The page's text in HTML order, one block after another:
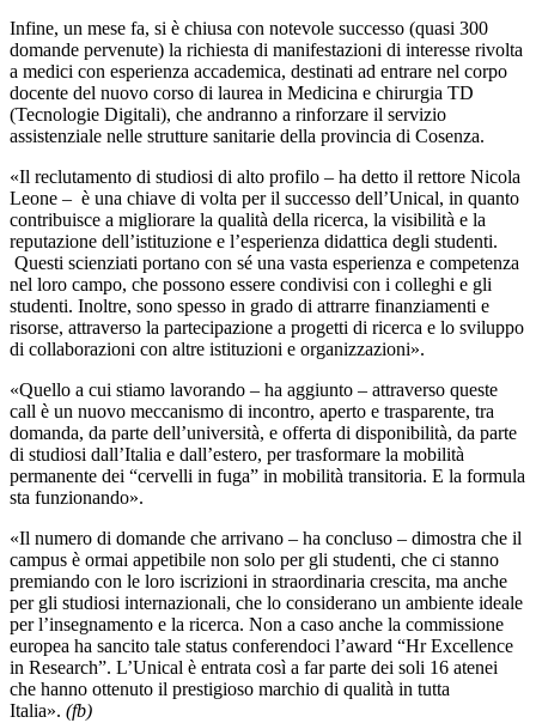
Infine, un mese fa, si è chiusa con notevole successo (quasi 300
domande pervenute) la richiesta di manifestazioni di interesse rivolta
a medici con esperienza accademica, destinati ad entrare nel corpo
docente del nuovo corso di laurea in Medicina e chirurgia TD
(Tecnologie Digitali), che andranno a rinforzare il servizio
assistenziale nelle strutture sanitarie della provincia di Cosenza.
«Il reclutamento di studiosi di alto profilo – ha detto il rettore Nicola
Leone – è una chiave di volta per il successo dell’Unical, in quanto
contribuisce a migliorare la qualità della ricerca, la visibilità e la
reputazione dell’istituzione e l’esperienza didattica degli studenti.
Questi scienziati portano con sé una vasta esperienza e competenza
nel loro campo, che possono essere condivisi con i colleghi e gli
studenti. Inoltre, sono spesso in grado di attrarre finanziamenti e
risorse, attraverso la partecipazione a progetti di ricerca e lo sviluppo
di collaborazioni con altre istituzioni e organizzazioni».
«Quello a cui stiamo lavorando – ha aggiunto – attraverso queste
call è un nuovo meccanismo di incontro, aperto e trasparente, tra
domanda, da parte dell’università, e offerta di disponibilità, da parte
di studiosi dall’Italia e dall’estero, per trasformare la mobilità
permanente dei “cervelli in fuga” in mobilità transitoria. E la formula
sta funzionando».
«Il numero di domande che arrivano – ha concluso – dimostra che il
campus è ormai appetibile non solo per gli studenti, che ci stanno
premiando con le loro iscrizioni in straordinaria crescita, ma anche
per gli studiosi internazionali, che lo considerano un ambiente ideale
per l’insegnamento e la ricerca. Non a caso anche la commissione
europea ha sancito tale status conferendoci l’award “Hr Excellence
in Research”. L’Unical è entrata così a far parte dei soli 16 atenei
che hanno ottenuto il prestigioso marchio di qualità in tutta
Italia». (fb)